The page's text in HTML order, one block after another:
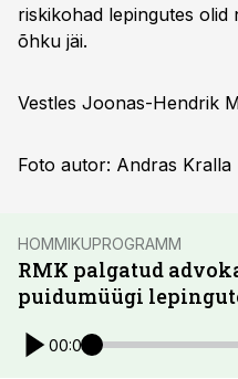
riskikohad lepingutes olid
õhku jäi.
Vestles Joonas-Hendrik
Foto autor: Andras Kralla
HOMMIKUPROGRAMM
RMK palgatud
puidumüügi
00:00